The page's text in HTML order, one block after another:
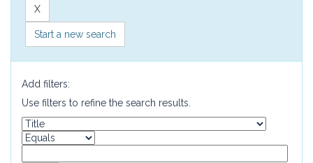
Start a new search
Add filters:
Use filters to refine the search results.